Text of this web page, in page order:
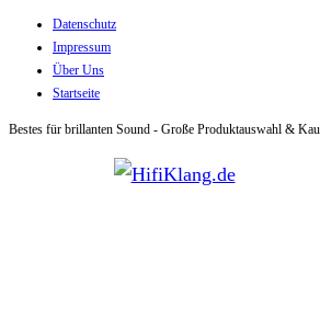
Zum
Inhalt
springen
Datenschutz
Impressum
Über Uns
Startseite
Bestes für brillanten Sound - Große Produktauswahl &